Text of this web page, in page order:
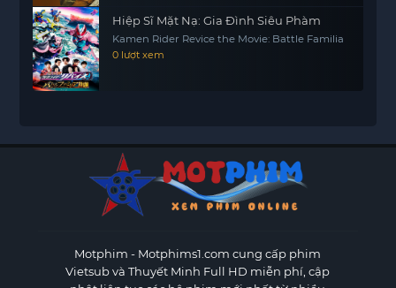
Hiệp Sĩ Mặt Nạ: Gia Đình Siêu Phàm
Kamen Rider Revice the Movie: Battle Familia
0 lượt xem
Motphim - Motphims1.com cung cấp phim
Vietsub và Thuyết Minh Full HD miễn phí, cập